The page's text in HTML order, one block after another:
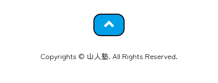
Copyrights © 山人塾. All Rights Reserved.